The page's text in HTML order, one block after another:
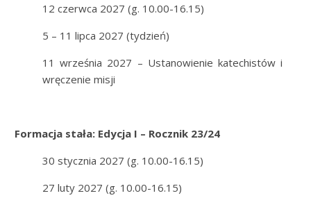
12 czerwca 2027 (g. 10.00-16.15)
5 – 11 lipca 2027 (tydzień)
11 września 2027 – Ustanowienie katechistów i
wręczenie misji
Formacja stała: Edycja I – Rocznik 23/24
30 stycznia 2027 (g. 10.00-16.15)
27 luty 2027 (g. 10.00-16.15)